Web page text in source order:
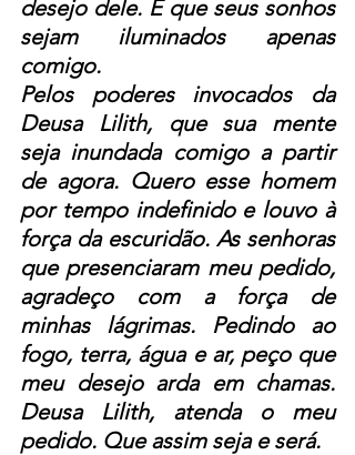
desejo dele. E que seus sonhos
sejam iluminados apenas
comigo.
Pelos poderes invocados da
Deusa Lilith, que sua mente
seja inundada comigo a partir
de agora. Quero esse homem
por tempo indefinido e louvo à
força da escuridão. As senhoras
que presenciaram meu pedido,
agradeço com a força de
minhas lágrimas. Pedindo ao
fogo, terra, água e ar, peço que
meu desejo arda em chamas.
Deusa Lilith, atenda o meu
pedido. Que assim seja e será.